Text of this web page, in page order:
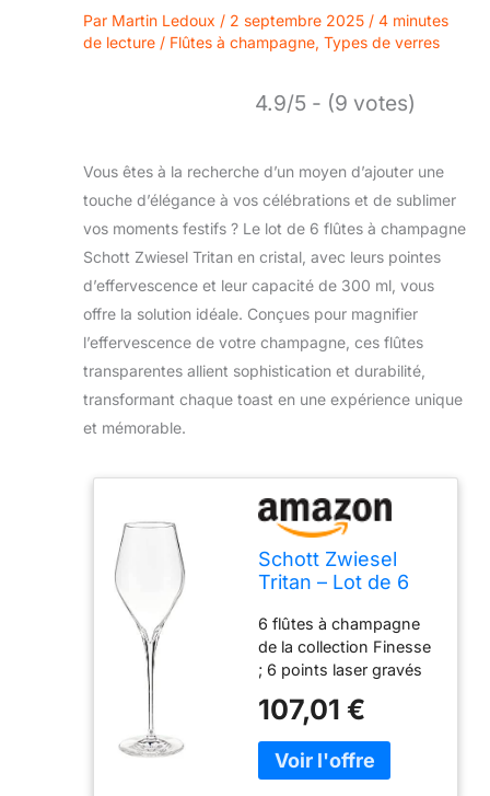
Par Martin Ledoux / 2 septembre 2025 / 4 minutes
de lecture / Flûtes à champagne, Types de verres
4.9/5 - (9 votes)
Vous êtes à la recherche d’un moyen d’ajouter une
touche d’élégance à vos célébrations et de sublimer
vos moments festifs ? Le lot de 6 flûtes à champagne
Schott Zwiesel Tritan en cristal, avec leurs pointes
d’effervescence et leur capacité de 300 ml, vous
offre la solution idéale. Conçues pour magnifier
l’effervescence de votre champagne, ces flûtes
transparentes allient sophistication et durabilité,
transformant chaque toast en une expérience unique
et mémorable.
Schott Zwiesel
Tritan – Lot de 6
champagne en
cristal avec
pointes
d'effervescence,
300 ml,
transparent
6 flûtes à champagne
de la collection Finesse
; 6 points laser gravés
bulles continues ;
capacité de 283,5 g ;
23,9 cm de haut, 7,6
cm de large Verre en
107,01 €